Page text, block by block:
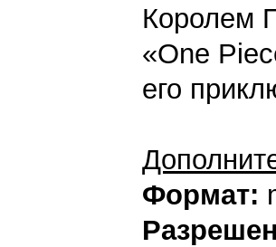
Королем
«One
его
Формат: